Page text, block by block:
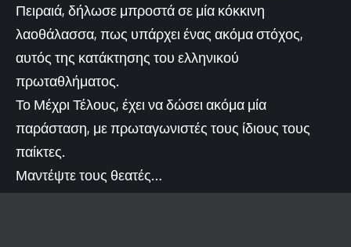
Πειραιά, δήλωσε μπροστά σε μία κόκκινη
λαοθάλασσα, πως υπάρχει ένας ακόμα στόχος,
αυτός της κατάκτησης του ελληνικού
πρωταθλήματος.
Το Μέχρι Τέλους, έχει να δώσει ακόμα μία
παράσταση, με πρωταγωνιστές τους ίδιους τους
παίκτες.
Μαντέψτε τους θεατές…